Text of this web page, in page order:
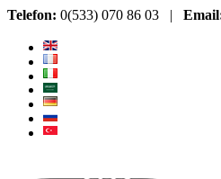
Telefon: 0(533) 070 86 03 |